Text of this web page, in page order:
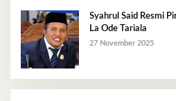
Syahrul Said Resmi
La Ode Tariala
27 November 2025